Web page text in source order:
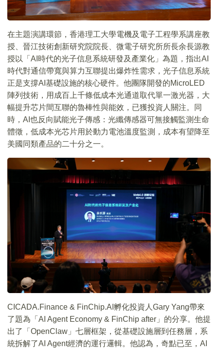
在主題演講環節，香港理工大學電機及電子工程學系講座教
授、晉江技術創新研究院院長、微電子研究所所長余長源教
授以「AI時代的光子信息系統研發及產業化」為題，指出AI
時代對通信帶寬與算力互聯提出爆炸性需求，光子信息系統
正是支撐AI基礎設施的核心硬件。他團隊開發的MicroLED
陣列技術，用成百上千條低成本光通道取代單一激光器，大
幅提升芯片間互聯的魯棒性與能效，已獲投資人關注。同
時，AI也反向賦能光子傳感：光纖傳感器可無接觸監測生命
體徵，低成本光芯片用於動力電池溫度監測，成本有望降至
美國同類產品的二十分之一。
CICADA.Finance & FinChip.AI孵化投資人Gary Yang帶來
了題為「AI Agent Economy & FinChip after」的分享。他提
出了「OpenClaw」七層框架，從基礎設施層到任務層，系
統拆解了AI Agent經濟的運行邏輯。他認為，奇點已至，AI